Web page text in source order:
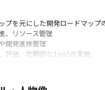
プを元にした開発ロードマップ
、リソース管理
開発進捗管理
評価、定期的な1on1の実施
織開発(文化形成や制度設計 等)